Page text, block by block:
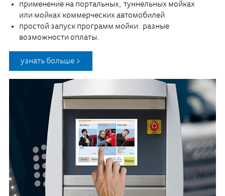
применение на портальных, туннельных мойках
или мойках коммерческих автомобилей.
простой запуск программ мойки. разные
возможности оплаты.
узнать больше >